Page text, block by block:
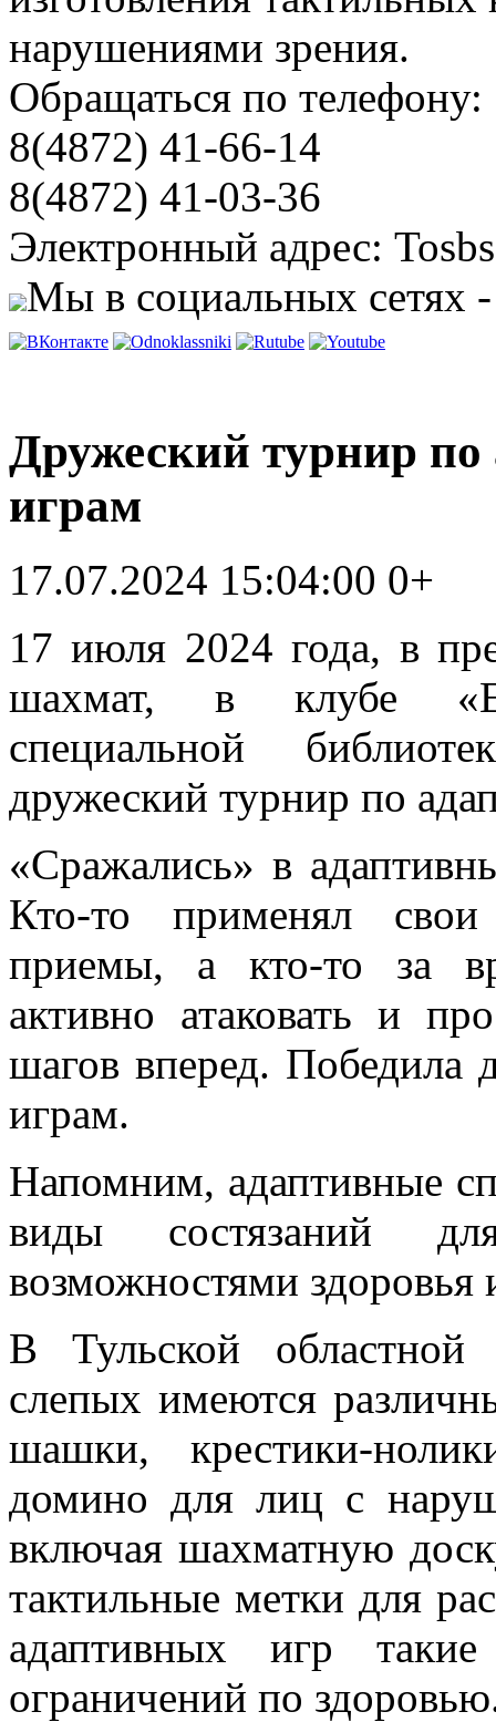
нарушениями зрения.
Обращаться по телефону:
8(4872) 41-66-14
8(4872) 41-03-36
Электронный адрес:
Мы в социальных сетях
Дружеский турнир
играм
17.07.2024 15:04:00 0+
17 июля 2024 года, в
шахмат, в клубе
специальной
дружеский турнир по
«Сражались» в
Кто-то применял
приемы, а кто-то за
активно атаковать и
шагов вперед. Победила
играм.
Напомним, адаптивные
виды состязаний
возможностями здоровья
В Тульской областной
слепых имеются
шашки, крестики-
домино для лиц с
включая шахматную
тактильные метки для
адаптивных игр
ограничений по